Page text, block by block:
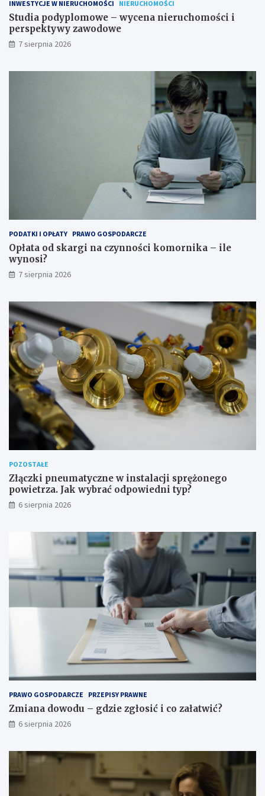
c
j
e
p
e
k
t
INWESTYCJE W NIERUCHOMOŚCI NIERUCHOMOŚCI
Studia podyplomowe – wycena nieruchomości i
perspektywy zawodowe
7 sierpnia 2026
PODATKI I OPŁATY PRAWO GOSPODARCZE
Opłata od skargi na czynności komornika – ile
wynosi?
7 sierpnia 2026
POZOSTAŁE
Złączki pneumatyczne w instalacji sprężonego
powietrza. Jak wybrać odpowiedni typ?
6 sierpnia 2026
PRAWO GOSPODARCZE PRZEPISY PRAWNE
Zmiana dowodu – gdzie zgłosić i co załatwić?
6 sierpnia 2026